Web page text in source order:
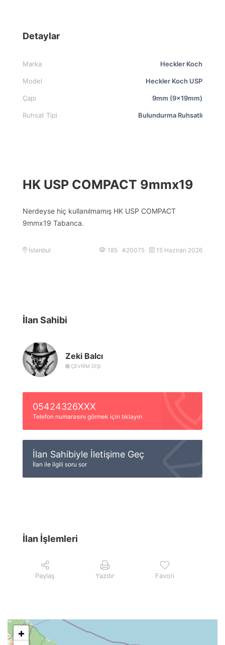
Detaylar
Marka Heckler Koch
Model Heckler Koch USP
Çapı 9mm (9x19mm)
Ruhsat Tipi Bulundurma Ruhsatlı
HK USP COMPACT 9mmx19
Nerdeyse hiç kullanılmamış HK USP COMPACT
9mmx19 Tabanca.
İstanbul 185 #20075 15 Haziran 2026
İlan Sahibi
Zeki Balcı
ÇEVRIM DIŞI
05424326XXX
Telefon numarasını görmek için tıklayın
İlan Sahibiyle İletişime Geç
İlan ile ilgili soru sor
İlan İşlemleri
Paylaş Yazdır Favori
+